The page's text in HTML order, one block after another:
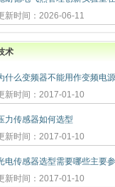
新时间：2026-06-11
术
什么变频器不能用作变频电
新时间：2017-01-10
力传感器如何选型
新时间：2017-01-10
电传感器选型需要哪些主要
新时间：2017-01-10